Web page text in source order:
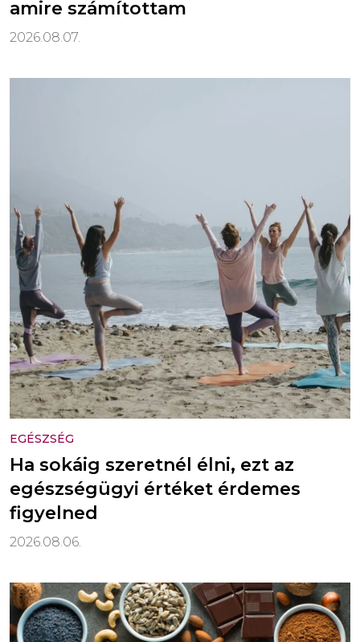
amire számítottam
2026.08.07.
EGÉSZSÉG
Ha sokáig szeretnél élni, ezt az
egészségügyi értéket érdemes
figyelned
2026.08.06.